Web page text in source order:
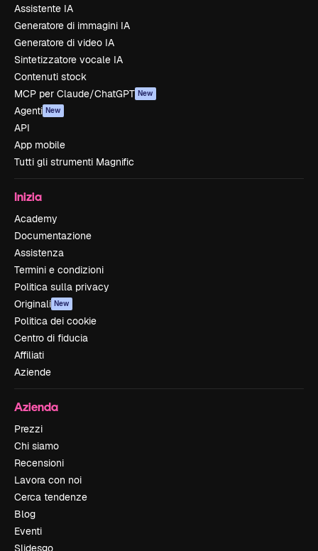
Assistente IA
Generatore di immagini IA
Generatore di video IA
Sintetizzatore vocale IA
Contenuti stock
MCP per Claude/ChatGPT New
Agenti New
API
App mobile
Tutti gli strumenti Magnific
Inizia
Academy
Documentazione
Assistenza
Termini e condizioni
Politica sulla privacy
Originali New
Politica dei cookie
Centro di fiducia
Affiliati
Aziende
Azienda
Prezzi
Chi siamo
Recensioni
Lavora con noi
Cerca tendenze
Blog
Eventi
Slidesgo